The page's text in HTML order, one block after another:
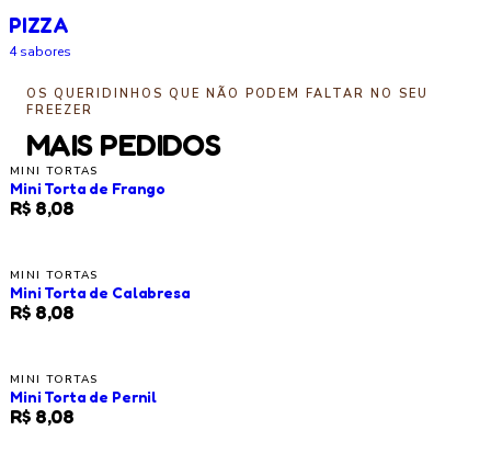
PIZZA
4 sabores
OS QUERIDINHOS QUE NÃO PODEM FALTAR NO SEU
FREEZER
MAIS PEDIDOS
MINI TORTAS
Mini Torta de Frango
R$ 8,08
MINI TORTAS
Mini Torta de Calabresa
R$ 8,08
MINI TORTAS
Mini Torta de Pernil
R$ 8,08